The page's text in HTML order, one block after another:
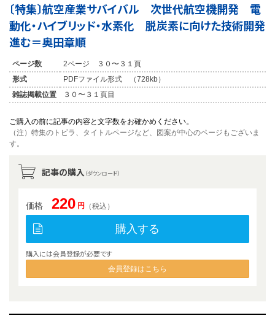
〔特集〕航空産業サバイバル 次世代航空機開発 電
動化・ハイブリッド・水素化 脱炭素に向けた技術開発
進む＝奥田章順
ページ数
2ページ ３０〜３１頁
形式
PDFファイル形式 （728kb）
雑誌掲載位置
３０〜３１頁目
ご購入の前に記事の内容と文字数をお確かめください。
（注）特集のトビラ、タイトルページなど、図案が中心のページもございま
す。
記事の購入 （ダウンロード）
価格 220 円 （税込）
購入する
購入には会員登録が必要です
会員登録はこちら